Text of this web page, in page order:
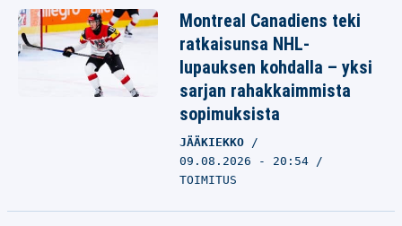
Montreal Canadiens teki
ratkaisunsa NHL-
lupauksen kohdalla – yksi
sarjan rahakkaimmista
sopimuksista
JÄÄKIEKKO
09.08.2026 - 20:54
TOIMITUS